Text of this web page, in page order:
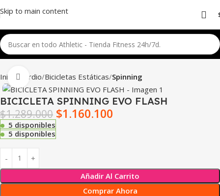
Skip to main content
Inicio Cardio Bicicletas Estáticas Spinning
Click para agrandar
BICICLETA SPINNING EVO FLASH
$1.289.000 $1.160.100
5 disponibles
5 disponibles
Añadir Al Carrito
Comprar Ahora